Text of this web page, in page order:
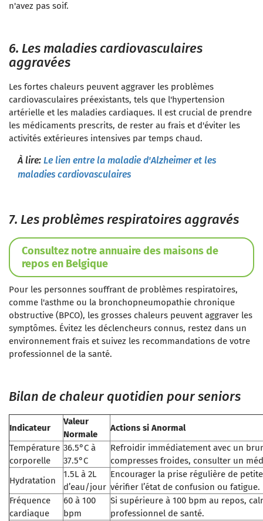
n'avez pas soif.
6. Les maladies cardiovasculaires
aggravées
Les fortes chaleurs peuvent aggraver les problèmes
cardiovasculaires préexistants, tels que l'hypertension
artérielle et les maladies cardiaques. Il est crucial de prendre
les médicaments prescrits, de rester au frais et d'éviter les
activités extérieures intensives par temps chaud.
À lire: Le lien entre la maladie d'Alzheimer et les
maladies cardiovasculaires
7. Les problèmes respiratoires aggravés
Consultez notre annuaire des maisons de
repos en Belgique
Pour les personnes souffrant de problèmes respiratoires,
comme l'asthme ou la bronchopneumopathie chronique
obstructive (BPCO), les grosses chaleurs peuvent aggraver les
symptômes. Évitez les déclencheurs connus, restez dans un
environnement frais et suivez les recommandations de votre
professionnel de la santé.
Bilan de chaleur quotidien pour seniors
Indicateur
Valeur
Normale
Actions si Anormal
Température
corporelle
36.5°C à
37.5°C
Refroidir immédiatement avec un
compresses froides, consulter un
Hydratation
1.5L à 2L
d’eau/jour
Encourager la prise régulière de
vérifier l’état de confusion ou fatigue.
Fréquence
cardiaque
60 à 100
bpm
Si supérieure à 100 bpm au repos,
professionnel de santé.